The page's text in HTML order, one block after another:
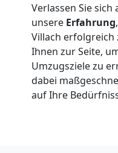
Verlassen Sie sich
unsere Erfahrung
Villach erfolgreich
Ihnen zur Seite,
Umzugsziele zu
dabei
auf Ihre